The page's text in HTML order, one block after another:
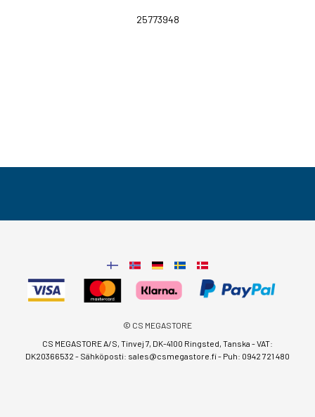
25773948
© CS MEGASTORE
CS MEGASTORE A/S, Tinvej 7, DK-4100 Ringsted, Tanska - VAT:
DK20366532 - Sähköposti: sales@csmegastore.fi- Puh: 0942 721 480